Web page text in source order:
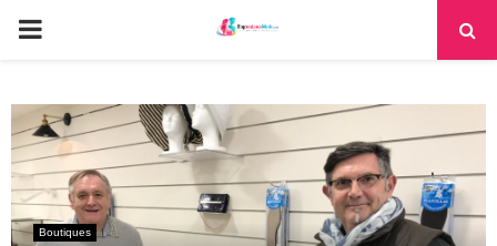
PRIMARY
Boutiques